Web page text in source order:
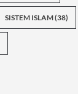
SISTEM ISLAM(38)